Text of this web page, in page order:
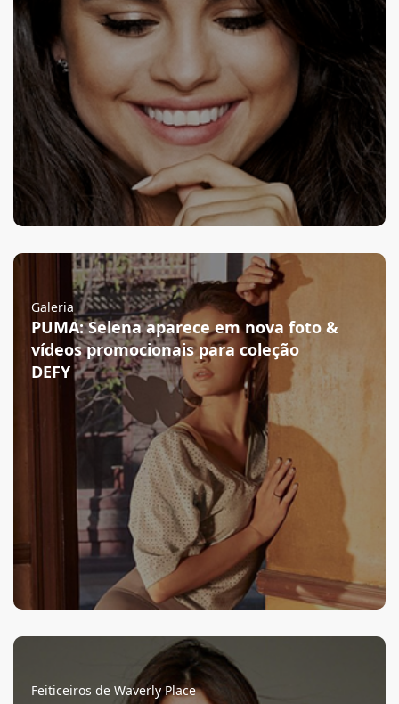
Galeria
PUMA: Selena aparece em nova foto &
vídeos promocionais para coleção
DEFY
Feiticeiros de Waverly Place